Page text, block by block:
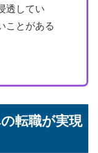
透してい
ことがある
転職が実現